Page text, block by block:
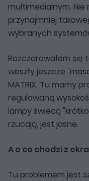
multimedialnym.
przynajmniej
wybranych
Rozczarowałem się
weszły jeszcze
MATRIX. Tu mamy
regulowaną
lampy świecą
rzucają, jest jasne.
A o co chodzi z
Tu problemem jest